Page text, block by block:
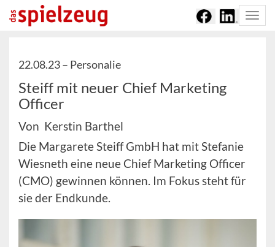
22.08.23 – Personalie
Steiff mit neuer Chief Marketing
Officer
Von Kerstin Barthel
Die Margarete Steiff GmbH hat mit Stefanie
Wiesneth eine neue Chief Marketing Officer
(CMO) gewinnen können. Im Fokus steht für
sie der Endkunde.